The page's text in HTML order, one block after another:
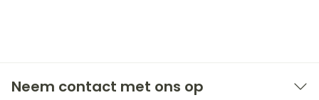
Neem contact met ons op